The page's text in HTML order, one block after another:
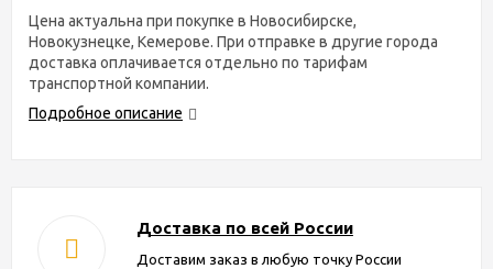
Цена актуальна при покупке в Новосибирске,
Новокузнецке, Кемерове. При отправке в другие города
доставка оплачивается отдельно по тарифам
транспортной компании.
Подробное описание
Доставка по всей России
Доставим заказ в любую точку России